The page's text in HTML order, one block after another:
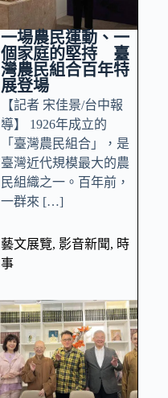
一場農民運動、一
個家庭的堅持 臺
灣農民組合百年特
展登場
【記者 宋佳景/台中報
導】 1926年成立的
「臺灣農民組合」，是
臺灣近代規模最大的農
民組織之一。百年前，
一群來 […]
藝文展覽, 影音新聞, 時
事